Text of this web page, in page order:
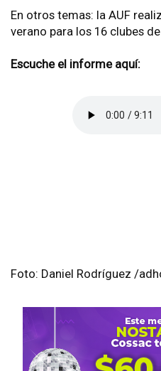
En otros temas: la AUF
verano para los 16 clubes
Escuche el informe aquí:
Foto: Daniel Rodríguez /